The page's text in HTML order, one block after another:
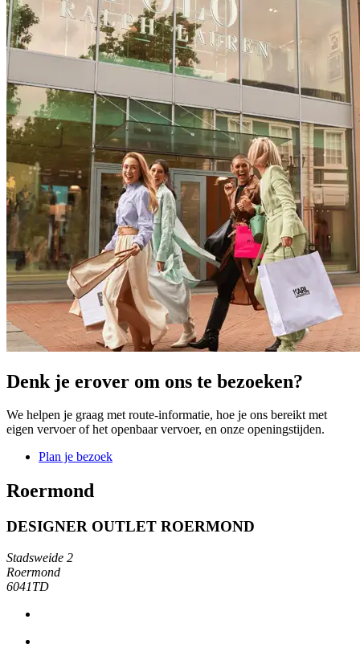
Denk je erover om ons te bezoeken?
We helpen je graag met route-informatie, hoe je ons bereikt met
eigen vervoer of het openbaar vervoer, en onze openingstijden.
Plan je bezoek
Roermond
DESIGNER OUTLET ROERMOND
Stadsweide 2
Roermond
6041TD